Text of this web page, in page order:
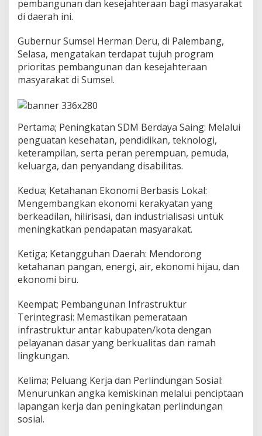
r
a
m
P
r
o
i
t
a
u
t
u
k
e
b
a
n
a
n
d
e
s
e
pembangunan dan kesejahteraan bagi masyarakat
di daerah ini.
Gubernur Sumsel Herman Deru, di Palembang,
Selasa, mengatakan terdapat tujuh program
prioritas pembangunan dan kesejahteraan
masyarakat di Sumsel.
Pertama; Peningkatan SDM Berdaya Saing: Melalui
penguatan kesehatan, pendidikan, teknologi,
keterampilan, serta peran perempuan, pemuda,
keluarga, dan penyandang disabilitas.
Kedua; Ketahanan Ekonomi Berbasis Lokal:
Mengembangkan ekonomi kerakyatan yang
berkeadilan, hilirisasi, dan industrialisasi untuk
meningkatkan pendapatan masyarakat.
Ketiga; Ketangguhan Daerah: Mendorong
ketahanan pangan, energi, air, ekonomi hijau, dan
ekonomi biru.
Keempat; Pembangunan Infrastruktur
Terintegrasi: Memastikan pemerataan
infrastruktur antar kabupaten/kota dengan
pelayanan dasar yang berkualitas dan ramah
lingkungan.
Kelima; Peluang Kerja dan Perlindungan Sosial:
Menurunkan angka kemiskinan melalui penciptaan
lapangan kerja dan peningkatan perlindungan
sosial.